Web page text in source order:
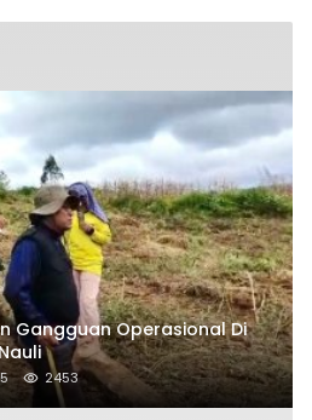
Gangguan Operasional Di
2453